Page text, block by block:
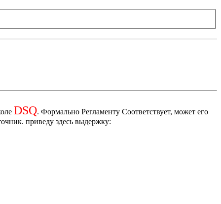
DSQ. Формально Регламенту Соответствует, может его
приведу здесь выдержку: